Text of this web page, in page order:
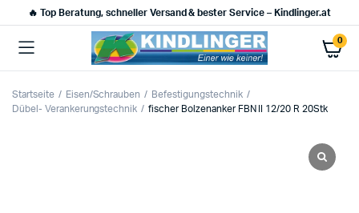
🔥 Top Beratung, schneller Versand & bester Service – Kindlinger.at
0
Startseite Eisen/Schrauben
Befestigungstechnik
Dübel- Verankerungstechnik
fischer Bolzenanker FBN II 12/20 R 20Stk